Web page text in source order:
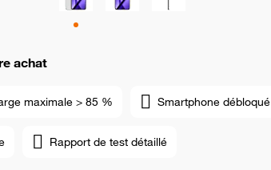
achat
maximale > 85 % Smartphone débloqué
Rapport de test détaillé